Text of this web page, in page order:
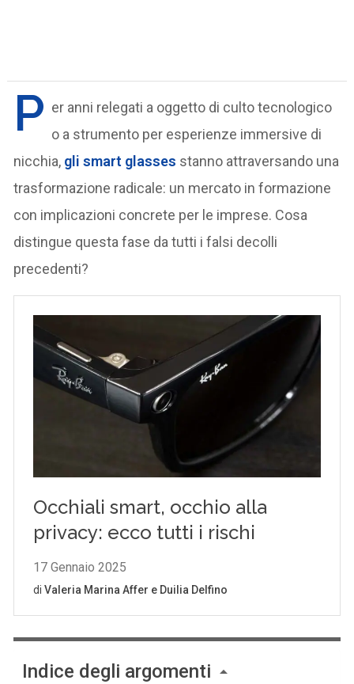
P er anni relegati a oggetto di culto tecnologico
o a strumento per esperienze immersive di
nicchia, glismart glasses stanno attraversando una
trasformazione radicale: un mercato in formazione
con implicazioni concrete per le imprese. Cosa
distingue questa fase da tutti i falsi decolli
precedenti?
Indice degli argomenti